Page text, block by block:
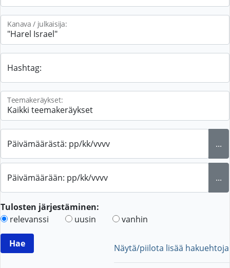
Kanava / julkaisija:
Hashtag:
Teemakeräykset:
Päivämäärästä: pp/kk/vvvv ...
Päivämäärään: pp/kk/vvvv ...
Tulosten järjestäminen:
relevanssi
uusin vanhin
Näytä/piilota lisää hakuehtoja